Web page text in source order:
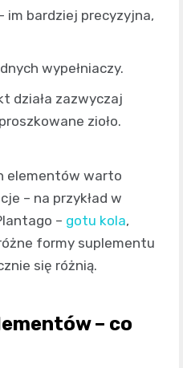
im bardziej precyzyjna,
wypełniaczy.
działa zazwyczaj
zioło.
elementów warto
– na przykład w
– gotu kola,
formy suplementu
się różnią.
– co